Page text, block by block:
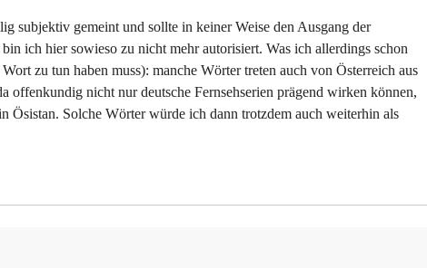
subjektiv gemeint und sollte in keiner Weise den Ausgang der
ich hier sowieso zu nicht mehr autorisiert. Was ich allerdings schon
zu tun haben muss): manche Wörter treten auch von Österreich aus
offenkundig nicht nur deutsche Fernsehserien prägend wirken können,
Ösistan. Solche Wörter würde ich dann trotzdem auch weiterhin als